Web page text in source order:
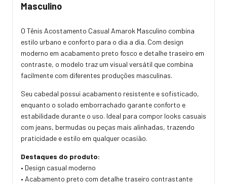
Masculino
O Tênis Acostamento Casual Amarok Masculino combina
estilo urbano e conforto para o dia a dia. Com design
moderno em acabamento preto fosco e detalhe traseiro em
contraste, o modelo traz um visual versátil que combina
facilmente com diferentes produções masculinas.
Seu cabedal possui acabamento resistente e sofisticado,
enquanto o solado emborrachado garante conforto e
estabilidade durante o uso. Ideal para compor looks casuais
com jeans, bermudas ou peças mais alinhadas, trazendo
praticidade e estilo em qualquer ocasião.
Destaques do produto:
• Design casual moderno
• Acabamento preto com detalhe traseiro contrastante